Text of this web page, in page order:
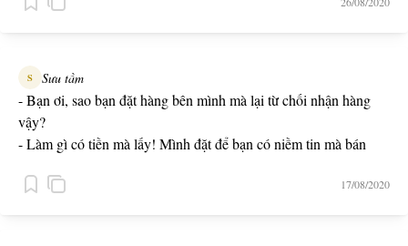
S Sưu tầm
- Bạn ơi, sao bạn đặt hàng bên mình mà lại từ chối nhận hàng
vậy?
- Làm gì có tiền mà lấy! Mình đặt để bạn có niềm tin mà bán
17/08/2020